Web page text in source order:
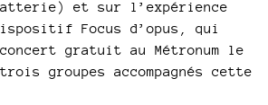
et sur l’expérience
Focus d’opus, qui
gratuit au Métronum le
groupes accompagnés cette